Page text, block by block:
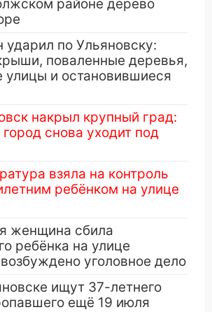
районе дерево
ударил по Ульяновску:
поваленные деревья,
улицы и остановившиеся
накрыл крупный град:
снова уходит под
взяла на контроль
ребёнком на улице
женщина сбила
ребёнка на улице
уголовное дело
ищут 37-летнего
ещё 19 июля